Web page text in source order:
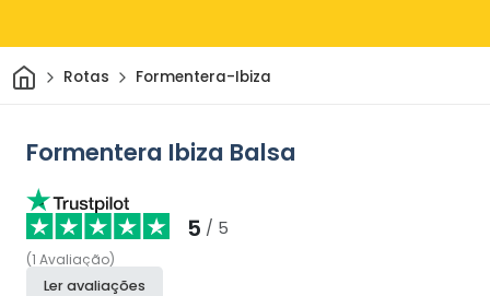
CasaRotas Formentera-Ibiza
Formentera Ibiza Balsa
5 / 5
(1 Avaliação)
Ler avaliações